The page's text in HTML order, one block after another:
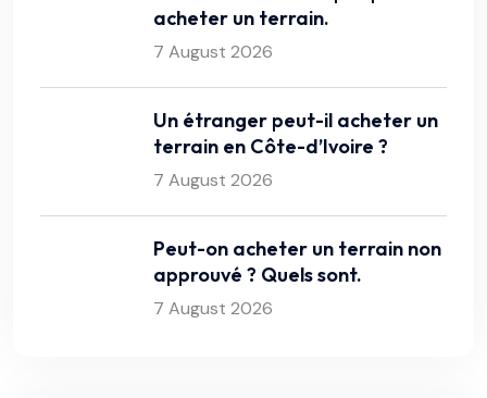
acheter un terrain.
7 August 2026
Un étranger peut-il acheter un
terrain en Côte-d’Ivoire ?
7 August 2026
Peut-on acheter un terrain non
approuvé ? Quels sont.
7 August 2026